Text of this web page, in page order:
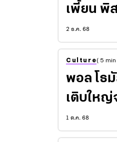
เพี้ยน พิ
2 ธ.ค. 68
Culture( 5
พอล โธมัส แอนเด
เติบใหญ่
1 ต.ค. 68